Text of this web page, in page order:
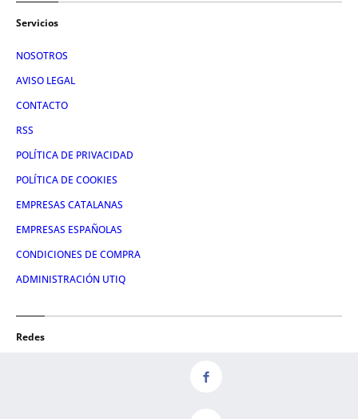
Servicios
NOSOTROS
AVISO LEGAL
CONTACTO
RSS
POLÍTICA DE PRIVACIDAD
POLÍTICA DE COOKIES
EMPRESAS CATALANAS
EMPRESAS ESPAÑOLAS
CONDICIONES DE COMPRA
ADMINISTRACIÓN UTIQ
Redes